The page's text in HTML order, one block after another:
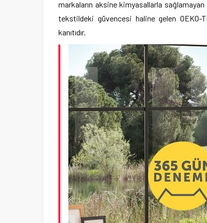
markaların aksine kimyasallarla
tekstildeki güvencesi haline gelen
kanıtıdır.